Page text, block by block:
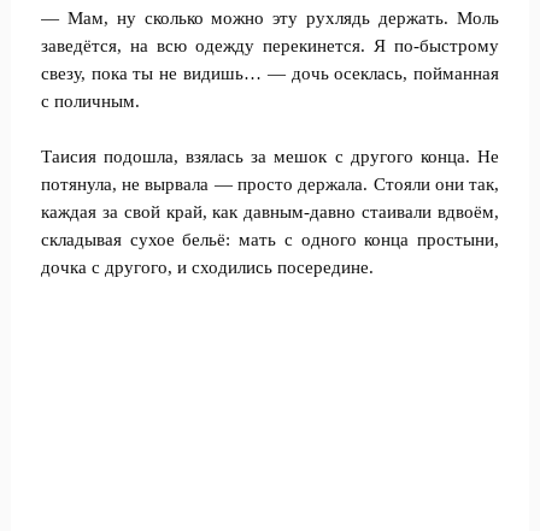
— Мам, ну сколько можно эту рухлядь держать. Моль
заведётся, на всю одежду перекинется. Я по-быстрому
свезу, пока ты не видишь… — дочь осеклась, пойманная
с поличным.
Таисия подошла, взялась за мешок с другого конца. Не
потянула, не вырвала — просто держала. Стояли они так,
каждая за свой край, как давным-давно стаивали вдвоём,
складывая сухое бельё: мать с одного конца простыни,
дочка с другого, и сходились посередине.